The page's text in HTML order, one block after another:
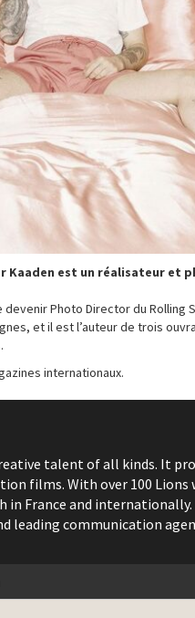
est un réalisateur et
Photo Director du Rolling
et il est l’auteur de trois
internationaux.
talent of all kinds. It
films. With over 100 Lions
France and internationally.
leading communication